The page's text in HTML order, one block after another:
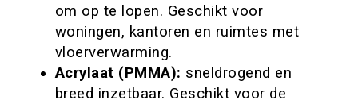
om op te lopen. Geschikt voor
woningen, kantoren en ruimtes met
vloerverwarming.
Acrylaat (PMMA): sneldrogend en
breed inzetbaar. Geschikt voor de